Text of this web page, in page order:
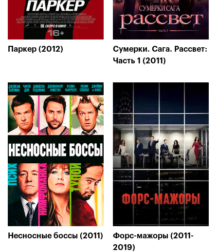
Паркер (2012)
Сумерки. Сага. Рассвет:
Часть 1 (2011)
Несносные боссы (2011)
Форс-мажоры (2011-
2019)